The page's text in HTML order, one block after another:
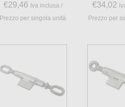
€29,46 Iva inclusa /
Prezzo per singola unità
€34,02
Prezzo per